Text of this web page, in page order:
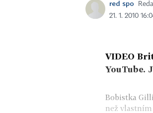
red spo
21. 1. 2010
VIDEO
YouTube.
Bobistka
než